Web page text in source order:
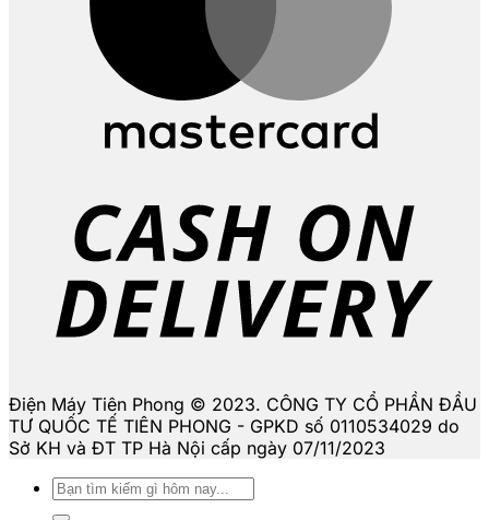
Điện Máy Tiên Phong © 2023. CÔNG TY CỔ PHẦN ĐẦU
TƯ QUỐC TẾ TIÊN PHONG - GPKD số 0110534029 do
Sở KH và ĐT TP Hà Nội cấp ngày 07/11/2023
Tìm
kiếm: